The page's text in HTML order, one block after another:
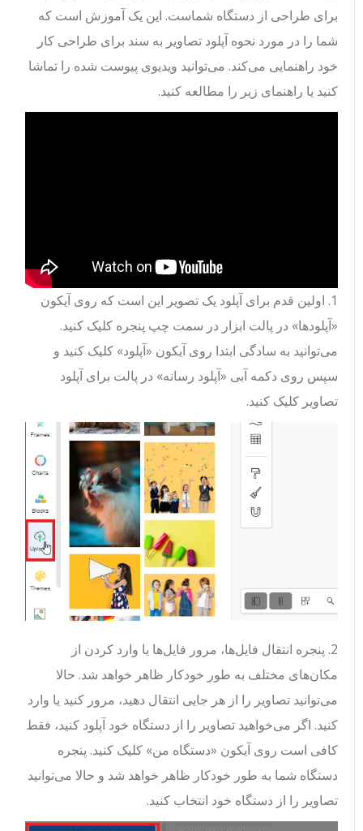
برای طراحی از دستگاه شماست. این یک آموزش است که
شما را در مورد نحوه آپلود تصاویر به سند برای طراحی کار
خود راهنمایی می‌کند. می‌توانید ویدیوی پیوست شده را تماشا
کنید یا راهنمای زیر را مطالعه کنید.
1. اولین قدم برای آپلود یک تصویر این است که روی آیکون
«آپلودها» در پالت ابزار در سمت چپ پنجره کلیک کنید.
می‌توانید به سادگی ابتدا روی آیکون «آپلود» کلیک کنید و
سپس روی دکمه آبی «آپلود رسانه» در پالت برای آپلود
تصاویر کلیک کنید.
2. پنجره انتقال فایل‌ها، مرور فایل‌ها یا وارد کردن از
مکان‌های مختلف به طور خودکار ظاهر خواهد شد. حالا
می‌توانید تصاویر را از هر جایی انتقال دهید، مرور کنید یا وارد
کنید. اگر می‌خواهید تصاویر را از دستگاه خود آپلود کنید، فقط
کافی است روی آیکون «دستگاه من» کلیک کنید. پنجره
دستگاه شما به طور خودکار ظاهر خواهد شد و حالا می‌توانید
تصاویر را از دستگاه خود انتخاب کنید.